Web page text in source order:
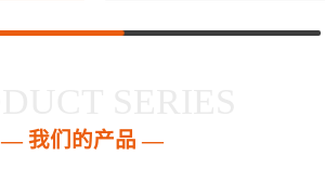
— 我们的产品 —